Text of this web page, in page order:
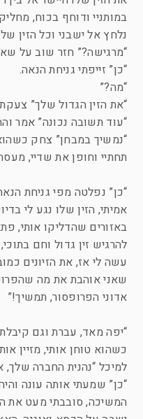
במותניי ודוחף בכוח,
נלחץ אל ישבני וכל הזין
“מרגישה?” חזר שוב על
“כן” זייפתי גניחת הנאה.
“מה?”
“את הזין הגדול שלך”
“עוד תשובה נכונה” אמר
“נמשיך במבחן” צחק
תחתיי וחופן את שדיי,
“כן” נפלטה מפי גניחת
אמיתי, הזין שלו נגע לי
באזורים שהדליקו אותי,
להרגיש זין גדול וחם
עשה לי אז, את הזיונים
שאני אוהבת את מה
אדוני הפרופסור, תמשיך!”
“יפה מאד, עברת וגם
כשהוא טוחן אותי, מזיין
למיכל “נהנית החברה שלך,
“כן” שמעתי אותה עונה
המשיכה, סובבתי מעט את